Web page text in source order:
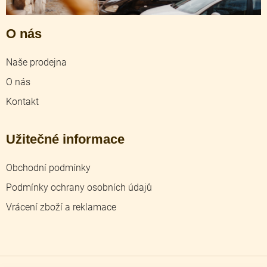
O nás
Naše prodejna
O nás
Kontakt
Užitečné informace
Obchodní podmínky
Podmínky ochrany osobních údajů
Vrácení zboží a reklamace